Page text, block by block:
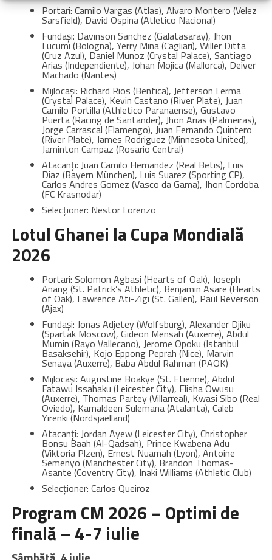
Portari: Camilo Vargas (Atlas), Alvaro Montero (Velez
Sarsfield), David Ospina (Atletico Nacional)
Fundași: Davinson Sanchez (Galatasaray), Jhon
Lucumi (Bologna), Yerry Mina (Cagliari), Willer Ditta
(Cruz Azul), Daniel Munoz (Crystal Palace), Santiago
Arias (Independiente), Johan Mojica (Mallorca), Deiver
Machado (Nantes)
Mijlocași: Richard Rios (Benfica), Jefferson Lerma
(Crystal Palace), Kevin Castano (River Plate), Juan
Camilo Portilla (Athletico Paranaense), Gustavo
Puerta (Racing de Santander), Jhon Arias (Palmeiras),
Jorge Carrascal (Flamengo), Juan Fernando Quintero
(River Plate), James Rodriguez (Minnesota United),
Jaminton Campaz (Rosario Central)
Atacanți: Juan Camilo Hernandez (Real Betis), Luis
Diaz (Bayern München), Luis Suarez (Sporting CP),
Carlos Andres Gomez (Vasco da Gama), Jhon Cordoba
(FC Krasnodar)
Selecționer: Nestor Lorenzo
Lotul Ghanei la Cupa Mondială
2026
Portari: Solomon Agbasi (Hearts of Oak), Joseph
Anang (St. Patrick’s Athletic), Benjamin Asare (Hearts
of Oak), Lawrence Ati-Zigi (St. Gallen), Paul Reverson
(Ajax)
Fundași: Jonas Adjetey (Wolfsburg), Alexander Djiku
(Spartak Moscow), Gideon Mensah (Auxerre), Abdul
Mumin (Rayo Vallecano), Jerome Opoku (Istanbul
Basaksehir), Kojo Eppong Peprah (Nice), Marvin
Senaya (Auxerre), Baba Abdul Rahman (PAOK)
Mijlocași: Augustine Boakye (St. Etienne), Abdul
Fatawu Issahaku (Leicester City), Elisha Owusu
(Auxerre), Thomas Partey (Villarreal), Kwasi Sibo (Real
Oviedo), Kamaldeen Sulemana (Atalanta), Caleb
Yirenki (Nordsjaelland)
Atacanți: Jordan Ayew (Leicester City), Christopher
Bonsu Baah (Al-Qadsah), Prince Kwabena Adu
(Viktoria Plzen), Ernest Nuamah (Lyon), Antoine
Semenyo (Manchester City), Brandon Thomas-
Asante (Coventry City), Inaki Williams (Athletic Club)
Selecționer: Carlos Queiroz
Program CM 2026 – Optimi de
finală – 4-7 iulie